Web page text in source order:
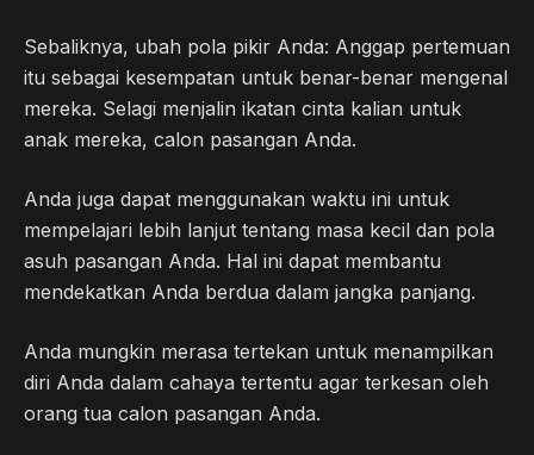
Sebaliknya, ubah pola pikir Anda: Anggap pertemuan
itu sebagai kesempatan untuk benar-benar mengenal
mereka. Selagi menjalin ikatan cinta kalian untuk
anak mereka, calon pasangan Anda.
Anda juga dapat menggunakan waktu ini untuk
mempelajari lebih lanjut tentang masa kecil dan pola
asuh pasangan Anda. Hal ini dapat membantu
mendekatkan Anda berdua dalam jangka panjang.
Anda mungkin merasa tertekan untuk menampilkan
diri Anda dalam cahaya tertentu agar terkesan oleh
orang tua calon pasangan Anda.